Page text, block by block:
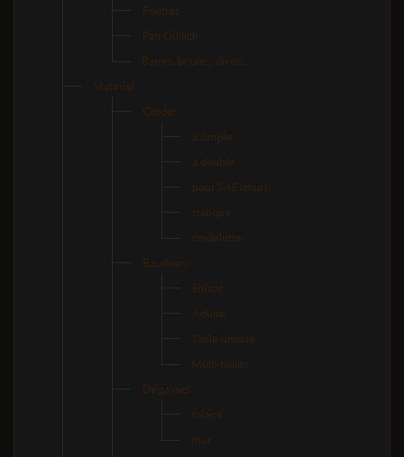
Poutres
Pan Güllich
Barres, boules, divers...
Matériel
Cordes
à simple
à double
pour SAE (mur)
statique
cordelette
Baudriers
Enfant
Adulte
Taille unique
Multi-tailles
Dégaines
falaise
mur